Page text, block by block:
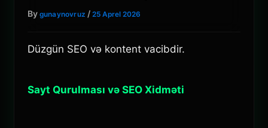
By gunaynovruz /25 Aprel 2026
Düzgün SEO və kontent vacibdir.
Sayt Qurulması və SEO Xidməti